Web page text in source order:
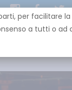
per facilitare
a tutti o ad